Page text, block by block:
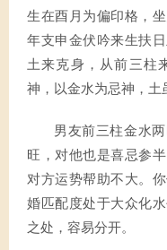
生在酉月为偏印格，
年支申金伏吟来生扶
土来克身，从前三柱
神，以金水为忌神，土
男友前三柱金水
旺，对他也是喜忌参
对方运势帮助不大。
婚匹配度处于大众化
之处，容易分开。